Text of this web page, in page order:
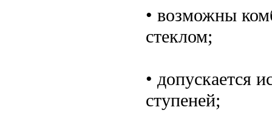
• возможны
стеклом;
• допускается
ступеней;